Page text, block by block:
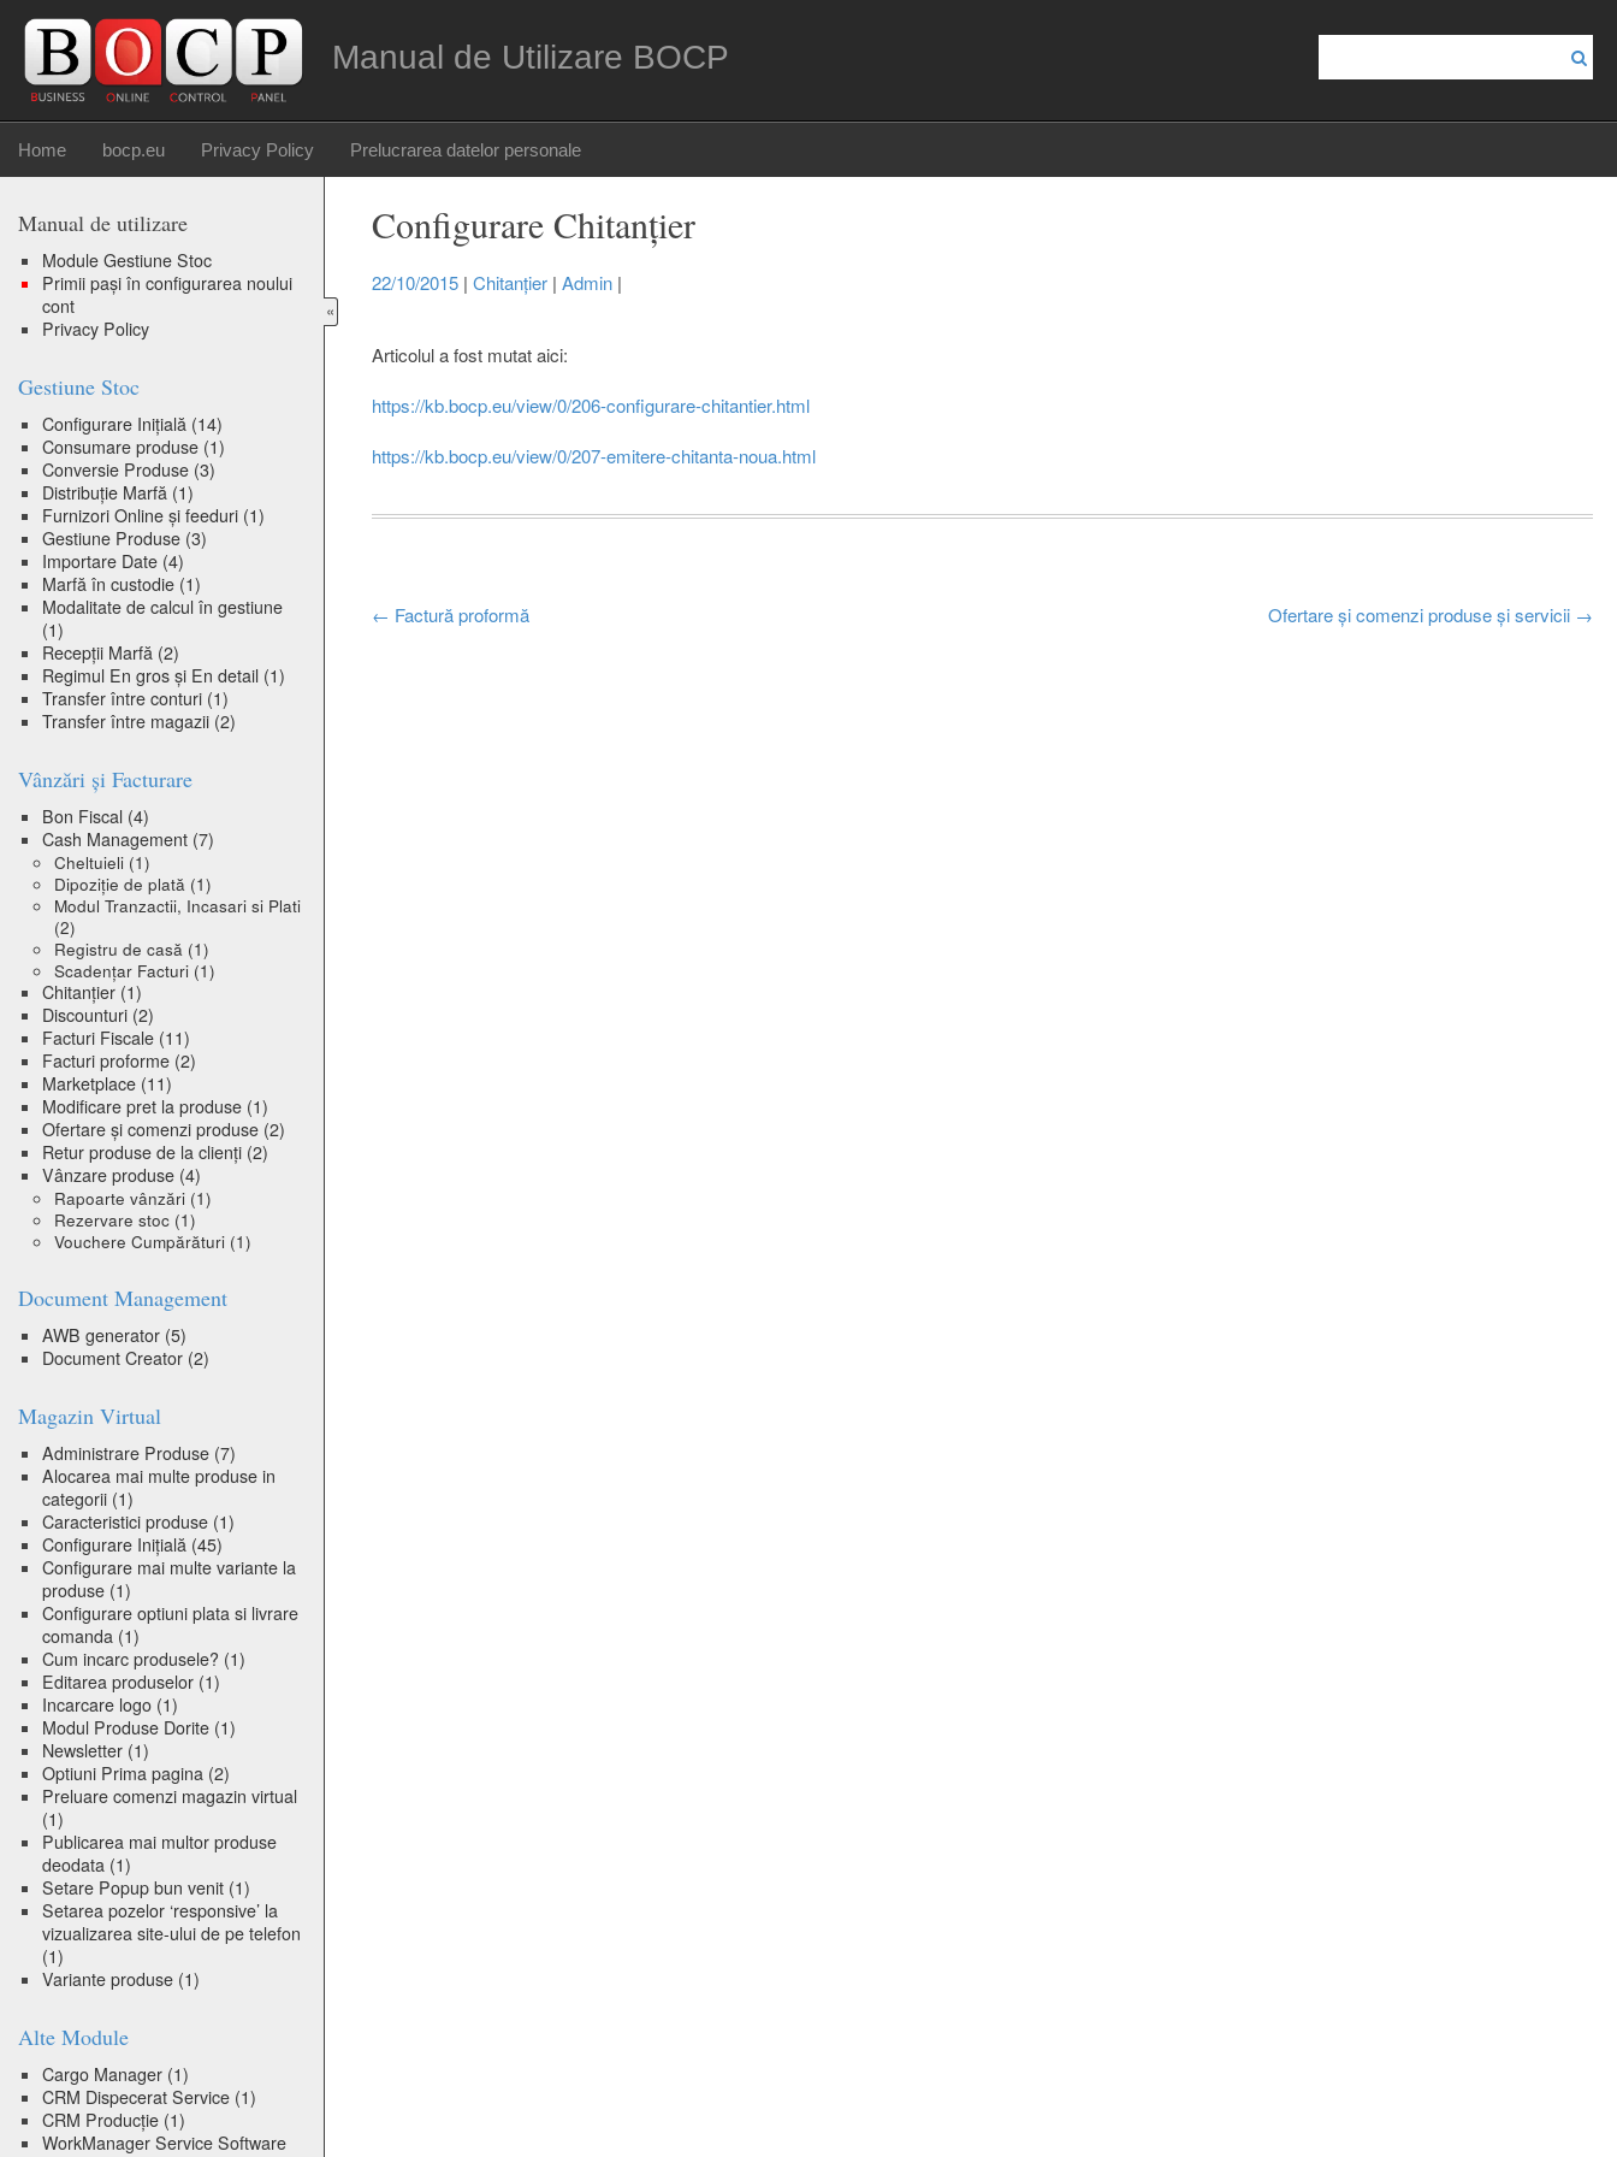
Manual de Utilizare BOCP
Home bocp.eu Privacy Policy Prelucrarea datelor personale
Manual de utilizare
Module Gestiune Stoc
Primii pași în configurarea noului
cont
Privacy Policy
Gestiune Stoc
Configurare Inițială (14)
Consumare produse (1)
Conversie Produse (3)
Distribuție Marfă (1)
Furnizori Online și feeduri (1)
Gestiune Produse (3)
Importare Date (4)
Marfă în custodie (1)
Modalitate de calcul în gestiune
(1)
Recepții Marfă (2)
Regimul En gros și En detail (1)
Transfer între conturi (1)
Transfer între magazii (2)
Vânzări și Facturare
Bon Fiscal (4)
Cash Management (7)
Cheltuieli (1)
Dipoziție de plată (1)
Modul Tranzactii, Incasari si Plati
(2)
Registru de casă (1)
Scadențar Facturi (1)
Chitanțier (1)
Discounturi (2)
Facturi Fiscale (11)
Facturi proforme (2)
Marketplace (11)
Modificare pret la produse (1)
Ofertare și comenzi produse (2)
Retur produse de la clienți (2)
Vânzare produse (4)
Rapoarte vânzări (1)
Rezervare stoc (1)
Vouchere Cumpărături (1)
Document Management
AWB generator (5)
Document Creator (2)
Magazin Virtual
Administrare Produse (7)
Alocarea mai multe produse in
categorii (1)
Caracteristici produse (1)
Configurare Inițială (45)
Configurare mai multe variante la
produse (1)
Configurare optiuni plata si livrare
comanda (1)
Cum incarc produsele? (1)
Editarea produselor (1)
Incarcare logo (1)
Modul Produse Dorite (1)
Newsletter (1)
Optiuni Prima pagina (2)
Preluare comenzi magazin virtual
(1)
Publicarea mai multor produse
deodata (1)
Setare Popup bun venit (1)
Setarea pozelor ‘responsive’ la
vizualizarea site-ului de pe telefon
(1)
Variante produse (1)
Alte Module
Cargo Manager (1)
CRM Dispecerat Service (1)
CRM Producție (1)
WorkManager Service Software
«
Configurare Chitanțier
22/10/2015| Chitanțier| Admin|
Articolul a fost mutat aici:
https://kb.bocp.eu/view/0/206-configurare-chitantier.html
https://kb.bocp.eu/view/0/207-emitere-chitanta-noua.html
Post
← Factură proformă Ofertare și comenzi produse și servicii →